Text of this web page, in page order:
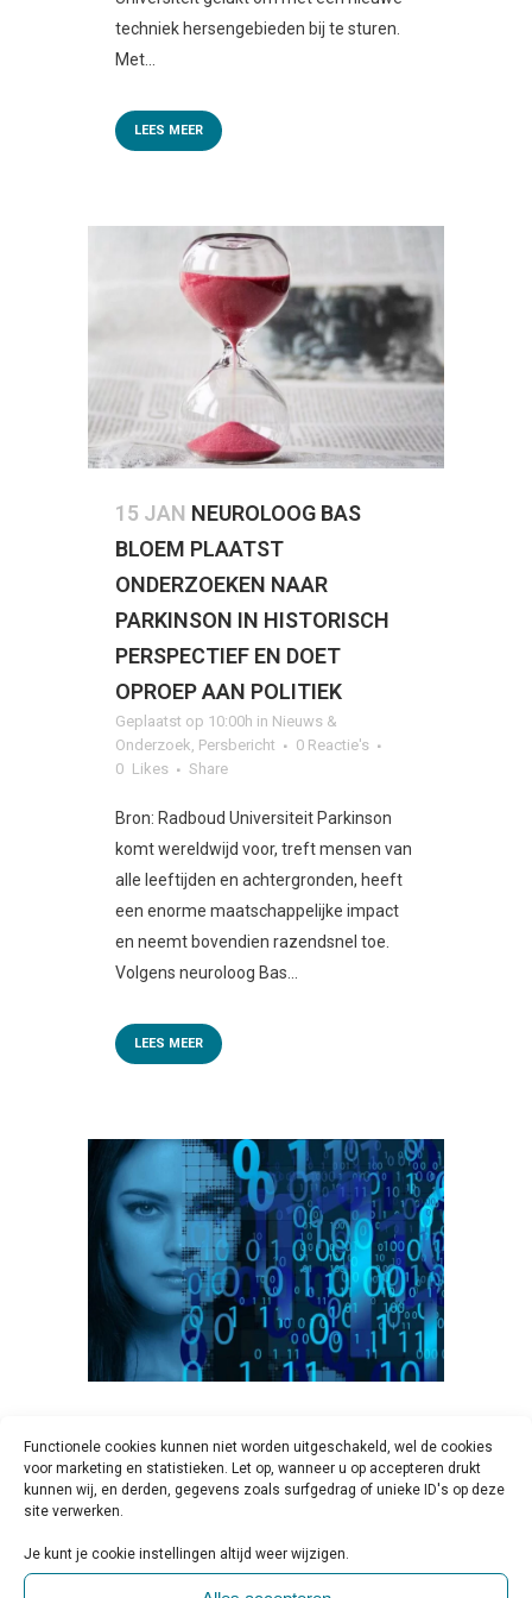
Functionele cookies kunnen niet worden uitgeschakeld, wel de cookies
voor marketing en statistieken. Let op, wanneer u op accepteren drukt
kunnen wij, en derden, gegevens zoals surfgedrag of unieke ID's op deze
site verwerken.
Je kunt je cookie instellingen altijd weer wijzigen.
techniek hersengebieden bij te sturen.
Met...
LEES MEER
15 JAN NEUROLOOG BAS
BLOEM PLAATST
ONDERZOEKEN NAAR
PARKINSON IN HISTORISCH
PERSPECTIEF EN DOET
OPROEP AAN POLITIEK
Geplaatst op 10:00h in Nieuws &
Onderzoek, Persbericht
0 Reactie's
0 Likes Share
Bron: Radboud Universiteit Parkinson
komt wereldwijd voor, treft mensen van
alle leeftijden en achtergronden, heeft
een enorme maatschappelijke impact
en neemt bovendien razendsnel toe.
Volgens neuroloog Bas...
LEES MEER
RECONSTRUCTIE VAN
VISUELE WAARNEMING OP
HERSENACTIVITEIT